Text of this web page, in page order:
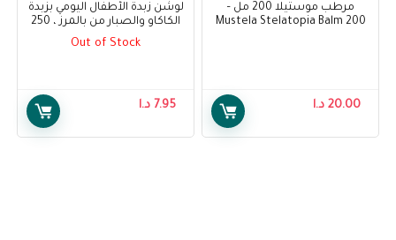
مرطب موستيلا 200 مل –
Mustela Stelatopia Balm 200
20.00 د.ا
لوشن زبدة الأطفال اليومي بزبدة
الكاكاو والصبار من بالمرز ، 250
مل – Palmer’s Baby Butter
Daily Lotion with Cocoa Butter
Out of Stock
7.95 د.ا